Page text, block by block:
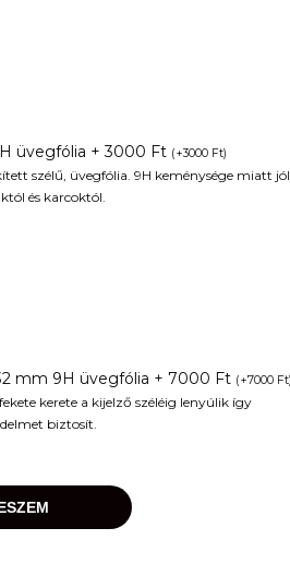
üvegfólia + 3000 Ft (+3000 Ft)
szélű, üvegfólia. 9H keménysége miatt jól
és karcoktól.
mm 9H üvegfólia + 7000 Ft (+7000 Ft
kerete a kijelző széléig lenyúlik így
biztosít.